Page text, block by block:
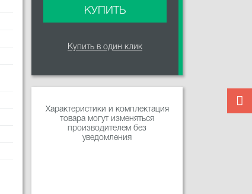
КУПИТЬ
Купить в один клик
Характеристики и комплектация
товара могут изменяться
производителем без
уведомления